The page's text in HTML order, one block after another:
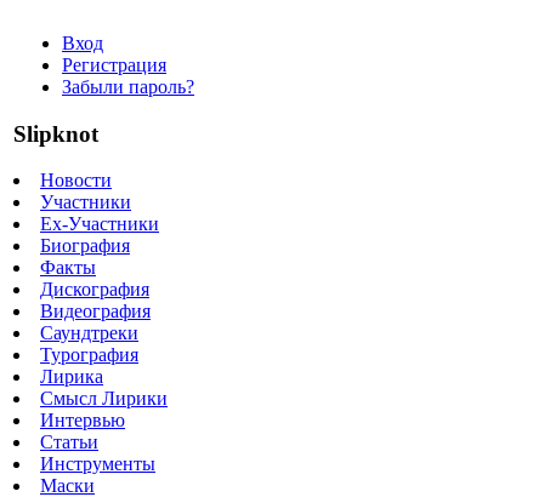
Вход
Регистрация
Забыли пароль?
Slipknot
Новости
Участники
Ex-Участники
Биография
Факты
Дискография
Видеография
Саундтреки
Турография
Лирика
Смысл Лирики
Интервью
Статьи
Инструменты
Маски